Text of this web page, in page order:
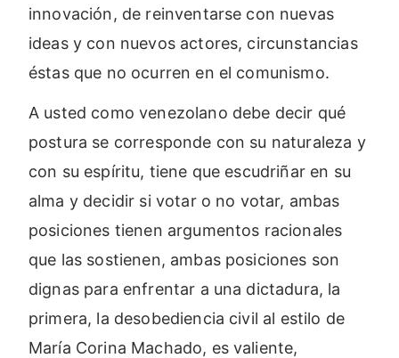
innovación, de reinventarse con nuevas
ideas y con nuevos actores, circunstancias
éstas que no ocurren en el comunismo.
A usted como venezolano debe decir qué
postura se corresponde con su naturaleza y
con su espíritu, tiene que escudriñar en su
alma y decidir si votar o no votar, ambas
posiciones tienen argumentos racionales
que las sostienen, ambas posiciones son
dignas para enfrentar a una dictadura, la
primera, la desobediencia civil al estilo de
María Corina Machado, es valiente,